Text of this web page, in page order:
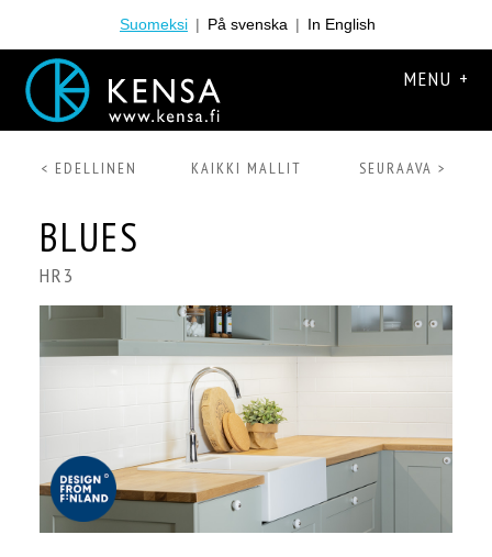
MENU +
Suomeksi | På svenska | In English
< EDELLINEN KAIKKI MALLIT SEURAAVA >
BLUES
HR3